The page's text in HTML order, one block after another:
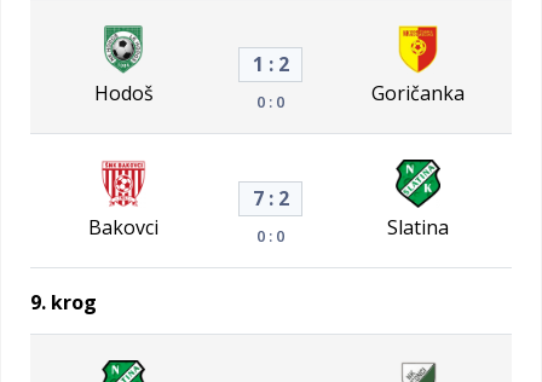
Hodoš
1 : 2
0 : 0 Goričanka
Bakovci
7 : 2
0 : 0 Slatina
9. krog